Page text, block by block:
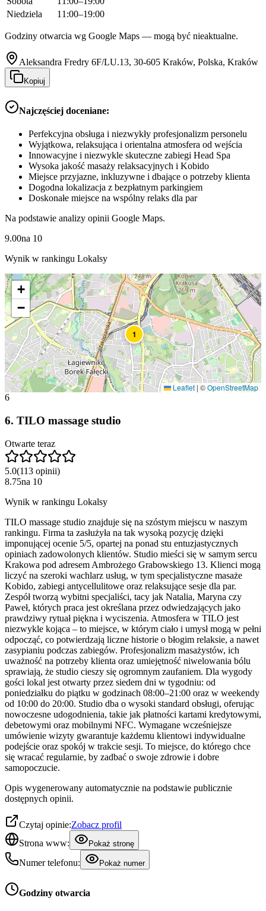
Niedziela
11:00–19:00
Godziny otwarcia wg Google Maps — mogą być nieaktualne.
Aleksandra Fredry 6F/LU.13, 30-605 Kraków, Polska, Kraków
Kopiuj
Najczęściej doceniane:
Perfekcyjna obsługa i niezwykły profesjonalizm personelu
Wyjątkowa, relaksująca i orientalna atmosfera od wejścia
Innowacyjne i niezwykle skuteczne zabiegi Head Spa
Wysoka jakość masaży relaksacyjnych i Kobido
Miejsce przyjazne, inkluzywne i dbające o potrzeby klienta
Dogodna lokalizacja z bezpłatnym parkingiem
Doskonałe miejsce na wspólny relaks dla par
Na podstawie analizy opinii Google Maps.
9.00na 10
Wynik w rankingu Lokalsy
1
+
−
Leaflet | ©OpenStreetMap
6
6. TILO massage studio
Otwarte teraz
5.0(113 opinii)
8.75na 10
Wynik w rankingu Lokalsy
TILO massage studio znajduje się na szóstym miejscu w naszym
rankingu. Firma ta zasłużyła na tak wysoką pozycję dzięki
imponującej ocenie 5/5, opartej na ponad stu entuzjastycznych
opiniach zadowolonych klientów. Studio mieści się w samym sercu
Krakowa pod adresem Ambrożego Grabowskiego 13. Klienci mogą
liczyć na szeroki wachlarz usług, w tym specjalistyczne masaże
Kobido, zabiegi antycellulitowe oraz relaksujące sesje dla par.
Zespół tworzą wybitni specjaliści, tacy jak Natalia, Maryna czy
Paweł, których praca jest określana przez odwiedzających jako
prawdziwy rytuał piękna i wyciszenia. Atmosfera w TILO jest
niezwykle kojąca – to miejsce, w którym ciało i umysł mogą w pełni
odpocząć, co potwierdzają liczne historie o błogim relaksie, a nawet
zasypianiu podczas zabiegów. Profesjonalizm masażystów, ich
uważność na potrzeby klienta oraz umiejętność niwelowania bólu
sprawiają, że studio cieszy się ogromnym zaufaniem. Dla wygody
gości lokal jest otwarty przez siedem dni w tygodniu: od
poniedziałku do piątku w godzinach 08:00–21:00 oraz w weekendy
od 10:00 do 20:00. Studio dba o wysoki standard obsługi, oferując
nowoczesne udogodnienia, takie jak płatności kartami kredytowymi,
debetowymi oraz mobilnymi NFC. Wymagane wcześniejsze
umówienie wizyty gwarantuje każdemu klientowi indywidualne
podejście oraz spokój w trakcie sesji. To miejsce, do którego chce
się wracać regularnie, by zadbać o swoje zdrowie i dobre
samopoczucie.
Opis wygenerowany automatycznie na podstawie publicznie
dostępnych opinii.
Czytaj opinie:Zobacz profil
Strona www:
Pokaż stronę
Numer telefonu: Pokaż numer
Godziny otwarcia